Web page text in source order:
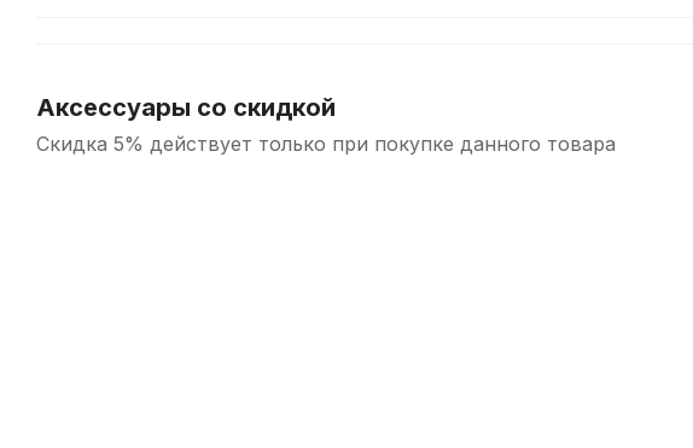
Аксессуары со скидкой
Скидка 5% действует только при покупке данного товара